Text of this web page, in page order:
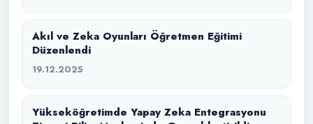
Akıl ve Zeka Oyunları Öğretmen Eğitimi
Düzenlendi
19.12.2025
Yükseköğretimde Yapay Zeka Entegrasyonu